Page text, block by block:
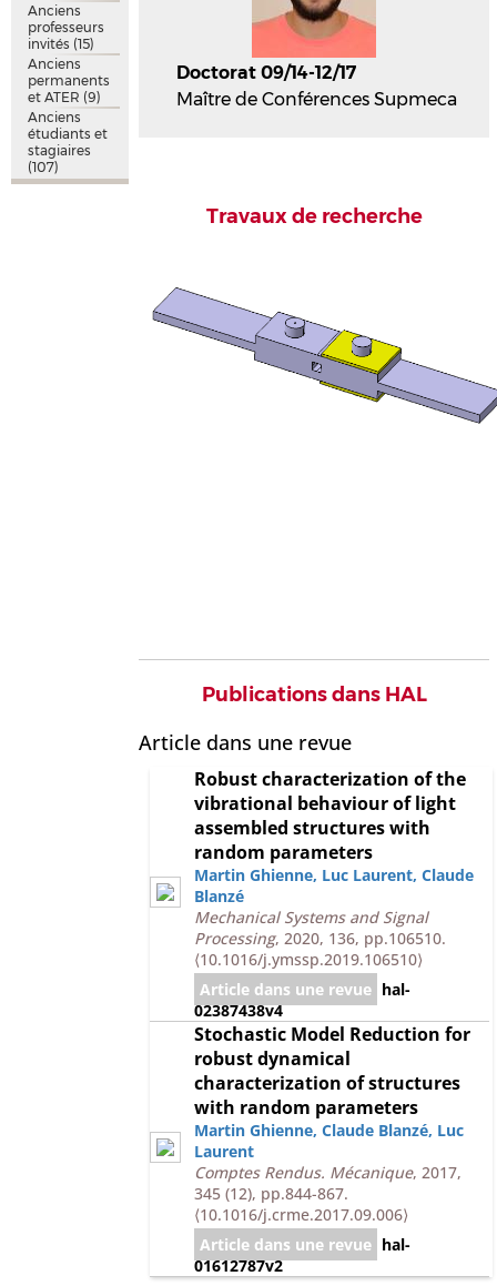
Doctorat 09/14-12/17
Maître de Conférences Supmeca
Travaux de recherche
Publications dans HAL
Article dans une revue
Robust characterization of the
vibrational behaviour of light
assembled structures with
random parameters
Martin Ghienne, Luc Laurent,Claude
Blanzé
Mechanical Systems and Signal
Processing, 2020, 136, pp.106510.
⟨10.1016/j.ymssp.2019.106510⟩
Article dans une revue hal-
02387438v4
Stochastic Model Reduction for
robust dynamical
characterization of structures
with random parameters
Martin Ghienne,Claude Blanzé, Luc
Laurent
Comptes Rendus. Mécanique, 2017,
345 (12), pp.844-867.
⟨10.1016/j.crme.2017.09.006⟩
Article dans une revue hal-
01612787v2
Anciens
professeurs
invités (15)
Anciens
permanents
et ATER (9)
Anciens
étudiants et
stagiaires
(107)